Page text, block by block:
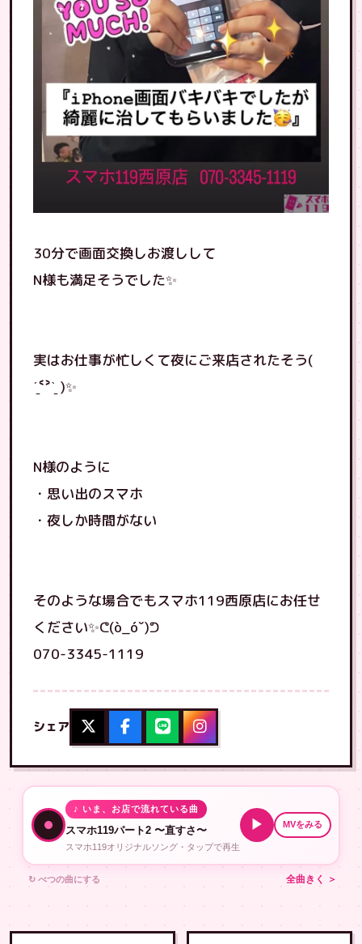
30分で画面交換しお渡しして
N様も満足そうでした✨
実はお仕事が忙しくて夜にご来店されたそう(
ˊ̱˂˃ˋ̱ )✨
N様のように
・思い出のスマホ
・夜しか時間がない
そのような場合でもスマホ119西原店にお任せ
ください✨ᕦ(ò_óˇ)ᕤ
070-3345-1119
シェア
♪ いま、お店で流れている曲
スマホ119パート2 〜直すさ〜
スマホ119オリジナルソング・タップで再生
▶ MVをみる
↻ べつの曲にする 全曲きく ＞